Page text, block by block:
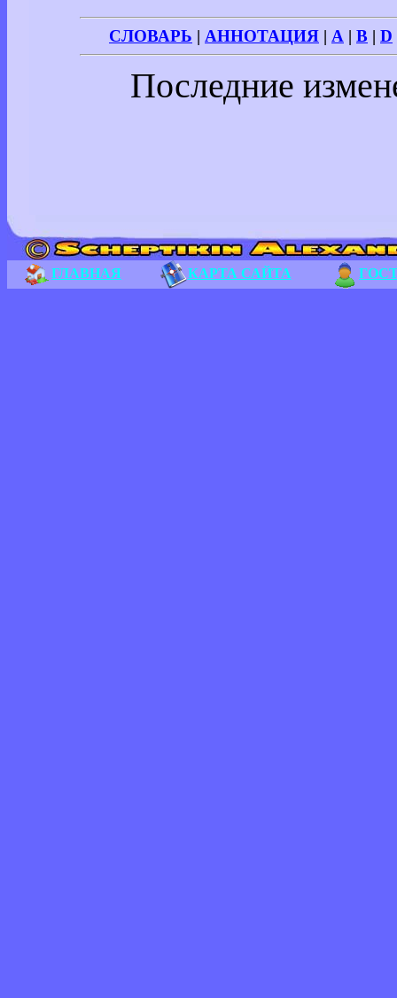
СЛОВАРЬ | АННОТАЦИЯ | A | B | D
Последние
ГЛАВНАЯ КАРТА САЙТА